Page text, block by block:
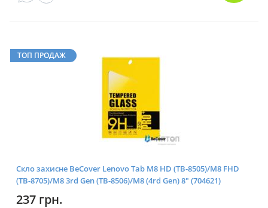
ТОП ПРОДАЖ
Скло захисне BeCover Lenovo Tab M8 HD (TB-8505)/M8 FHD
(TB-8705)/M8 3rd Gen (TB-8506)/M8 (4rd Gen) 8" (704621)
237 грн.